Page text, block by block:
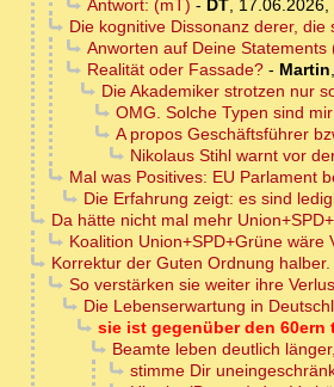
Antwort: (mT) - DT, 17.06.2026,
Die kognitive Dissonanz derer, die
Anworten auf Deine Statements
Realität oder Fassade?- Martin,
Die Akademiker strotzen nur
OMG. Solche Typen sind
A propos Geschäftsführer
Nikolaus Stihl warnt vor
Mal was Positives: EU Parlament
Die Erfahrung zeigt: es sind
Da hätte nicht mal mehr
Koalition Union+SPD+Grüne wäre
Korrektur der Guten Ordnung halber.
So verstärken sie weiter ihre
Die Lebenserwartung in
sie ist gegenüber den 60ern
Beamte leben deutlich
stimme Dir